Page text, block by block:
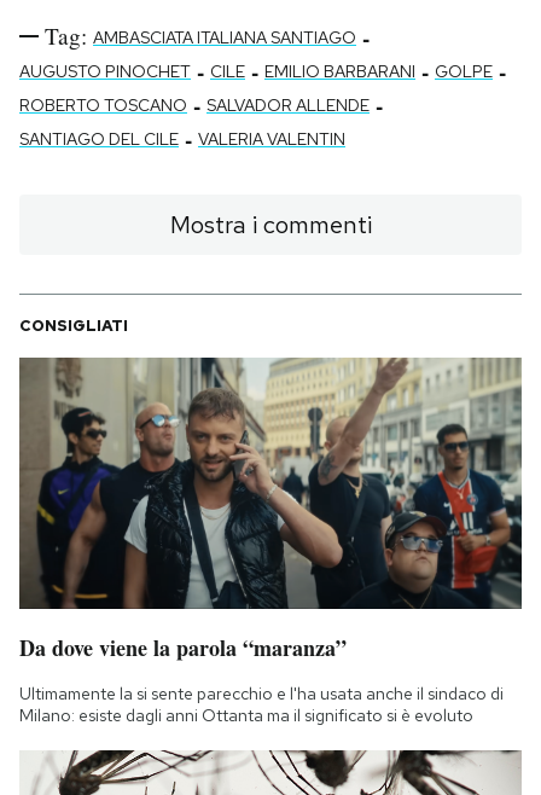
Tag: AMBASCIATA ITALIANA SANTIAGO -
AUGUSTO PINOCHET - CILE - EMILIO BARBARANI - GOLPE -
ROBERTO TOSCANO - SALVADOR ALLENDE -
SANTIAGO DEL CILE - VALERIA VALENTIN
Mostra i commenti
CONSIGLIATI
Da dove viene la parola “maranza”
Ultimamente la si sente parecchio e l'ha usata anche il sindaco di
Milano: esiste dagli anni Ottanta ma il significato si è evoluto